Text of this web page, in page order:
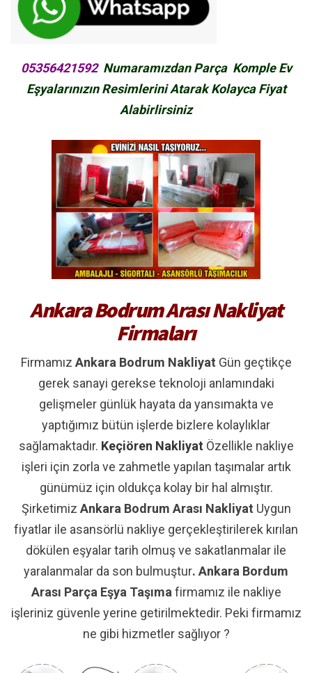
05356421592 Numaramızdan Parça Komple Ev
Eşyalarınızın Resimlerini Atarak Kolayca Fiyat
Alabirlirsiniz
Ankara Bodrum Arası Nakliyat
Firmaları
Firmamız Ankara Bodrum Nakliyat Gün geçtikçe
gerek sanayi gerekse teknoloji anlamındaki
gelişmeler günlük hayata da yansımakta ve
yaptığımız bütün işlerde bizlere kolaylıklar
sağlamaktadır. Keçiören Nakliyat Özellikle nakliye
işleri için zorla ve zahmetle yapılan taşımalar artık
günümüz için oldukça kolay bir hal almıştır.
Şirketimiz Ankara Bodrum Arası Nakliyat Uygun
fiyatlar ile asansörlü nakliye gerçekleştirilerek kırılan
dökülen eşyalar tarih olmuş ve sakatlanmalar ile
yaralanmalar da son bulmuştur. Ankara Bordum
Arası Parça Eşya Taşıma firmamız ile nakliye
işleriniz güvenle yerine getirilmektedir. Peki firmamız
ne gibi hizmetler sağlıyor ?